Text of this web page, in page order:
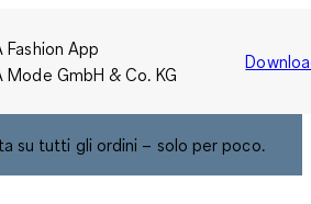
Fashion App
Mode GmbH & Co. KG
su tutti gli ordini – solo per poco.